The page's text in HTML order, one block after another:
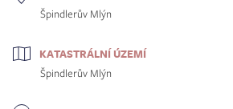
Špindlerův Mlýn
KATASTRÁLNÍ ÚZEMÍ
Špindlerův Mlýn